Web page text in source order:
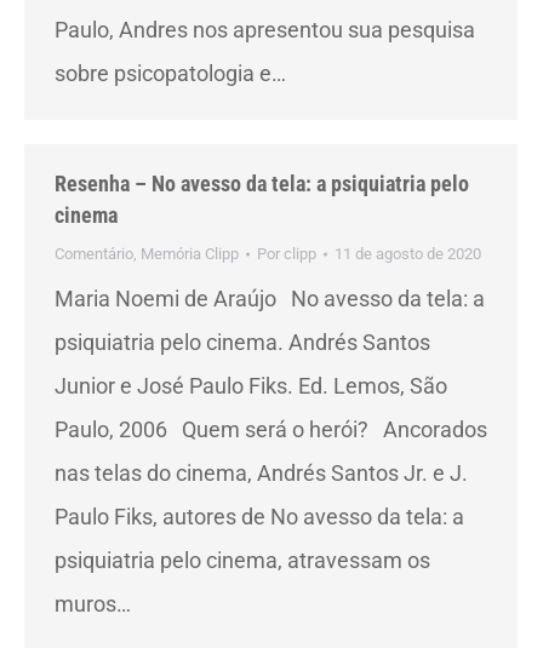
Paulo, Andres nos apresentou sua pesquisa
sobre psicopatologia e…
Resenha – No avesso da tela: a psiquiatria pelo
cinema
Comentário, Memória Clipp Por clipp 11 de agosto de 2020
Maria Noemi de Araújo No avesso da tela: a
psiquiatria pelo cinema. Andrés Santos
Junior e José Paulo Fiks. Ed. Lemos, São
Paulo, 2006 Quem será o herói? Ancorados
nas telas do cinema, Andrés Santos Jr. e J.
Paulo Fiks, autores de No avesso da tela: a
psiquiatria pelo cinema, atravessam os
muros…